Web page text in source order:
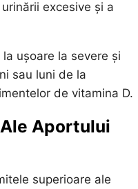
excesive și a
ușoare la severe și
sau luni de la
de vitamina D.
Aportului
superioare ale